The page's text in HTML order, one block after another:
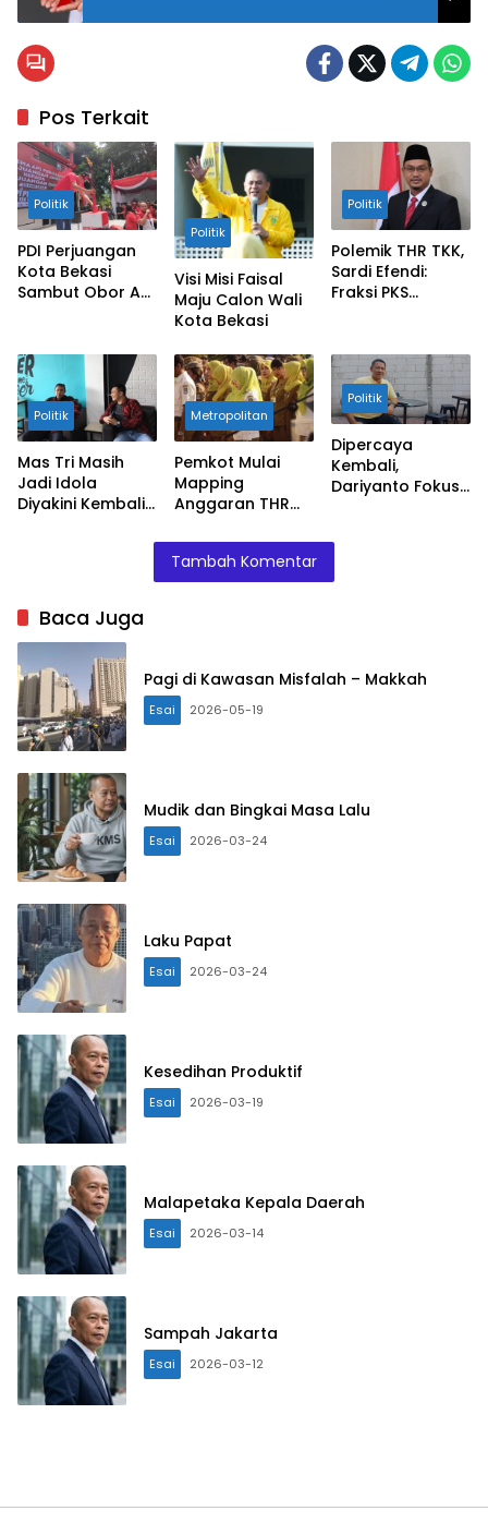
Faizal
Affandi
Pos Terkait
Politik
PDI Perjuangan
Kota Bekasi
Sambut Obor Api
Politik
Visi Misi Faisal
Maju Calon Wali
Kota Bekasi
Politik
Polemik THR TKK,
Sardi Efendi:
Fraksi PKS
Politik
Mas Tri Masih
Jadi Idola
Diyakini Kembali
Metropolitan
Pemkot Mulai
Mapping
Anggaran THR
Politik
Dipercaya
Kembali,
Dariyanto Fokus
Tambah Komentar
Baca Juga
Pagi di Kawasan Misfalah – Makkah
Esai 2026-05-19
Mudik dan Bingkai Masa Lalu
Esai 2026-03-24
Laku Papat
Esai 2026-03-24
Kesedihan Produktif
Esai 2026-03-19
Malapetaka Kepala Daerah
Esai 2026-03-14
Sampah Jakarta
Esai 2026-03-12